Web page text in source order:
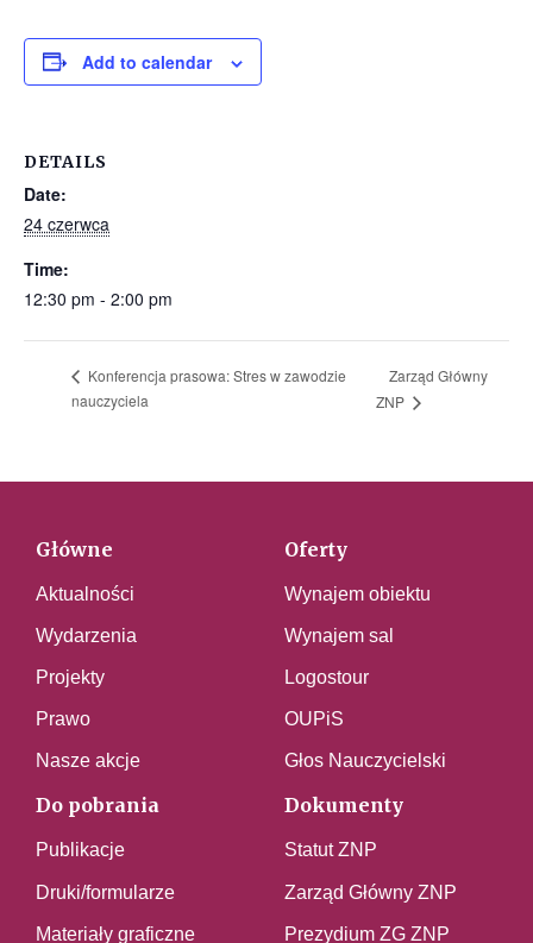
Add to calendar
DETAILS
Date:
24 czerwca
Time:
12:30 pm - 2:00 pm
Konferencja prasowa: Stres w zawodzie
nauczyciela
Zarząd Główny
ZNP
Główne
Aktualności
Wydarzenia
Projekty
Prawo
Nasze akcje
Oferty
Wynajem obiektu
Wynajem sal
Logostour
OUPiS
Głos Nauczycielski
Do pobrania
Publikacje
Druki/formularze
Materiały graficzne
Dokumenty
Statut ZNP
Zarząd Główny ZNP
Prezydium ZG ZNP